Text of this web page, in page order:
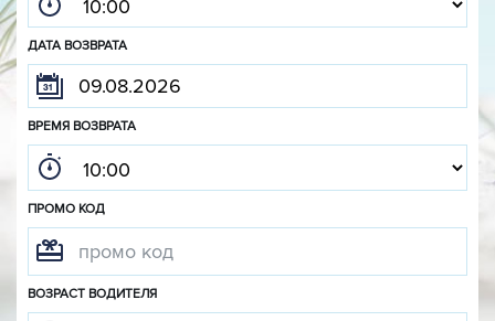
ДАТА ВОЗВРАТА
ВРЕМЯ ВОЗВРАТА
ПРОМО КОД
ВОЗРАСТ ВОДИТЕЛЯ